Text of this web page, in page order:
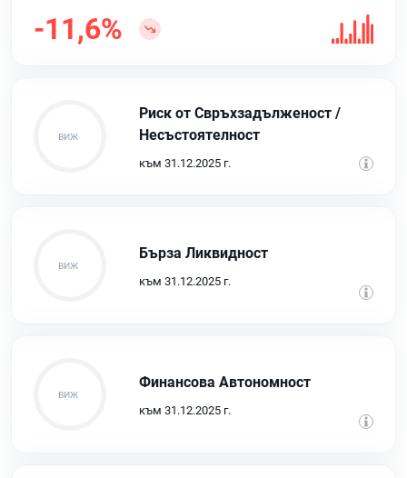
-11,6%
Риск от Свръхзадълженост /
Несъстоятелност
към 31.12.2025 г.
Бърза Ликвидност
към 31.12.2025 г.
Финансова Автономност
към 31.12.2025 г.